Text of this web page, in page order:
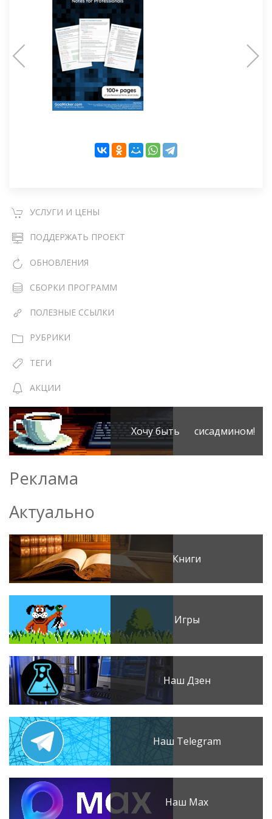
УСЛУГИ И ЦЕНЫ
ПОДДЕРЖАТЬ ПРОЕКТ
ОБНОВЛЕНИЯ
СБОРКИ ПРОГРАММ
ПОЛЕЗНЫЕ ССЫЛКИ
РУБРИКИ
ТЕГИ
АКЦИИ
Хочу быть сисадмином!
Реклама
Актуально
Книги
Игры
Наш Дзен
Наш Telegram
Наш Max